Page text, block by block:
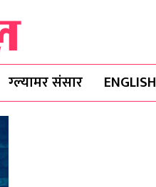
ग्ल्यामर संसार ENGLISH